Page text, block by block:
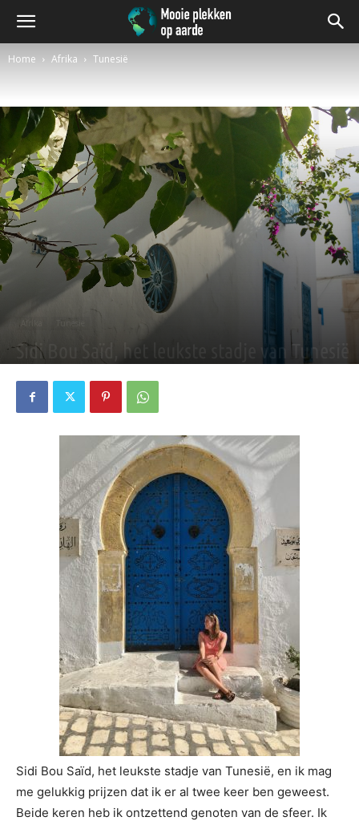
Home Afrika Tunesië
Sidi Bou Saïd, het leukste stadje van Tunesië
Sidi Bou Saïd, het leukste stadje van Tunesië, en ik mag
me gelukkig prijzen dat ik er al twee keer ben geweest.
Beide keren heb ik ontzettend genoten van de sfeer. Ik